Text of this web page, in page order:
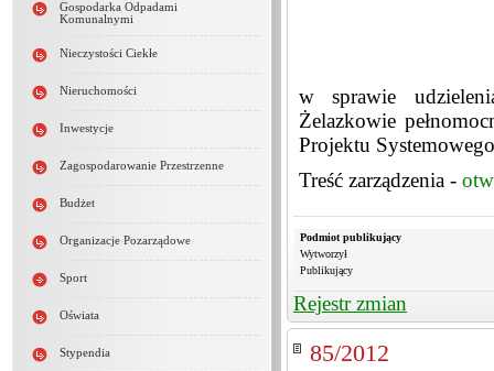
Gospodarka Odpadami
Komunalnymi
Nieczystości Ciekłe
Nieruchomości
Inwestycje
Zagospodarowanie Przestrzenne
Budżet
Organizacje Pozarządowe
Sport
Oświata
Stypendia
w sprawie
Żelazkowie
Projektu
Treść zarządzenia -
Podmiot publikujący
Wytworzył
Publikujący
Rejestr zmian
85/2012